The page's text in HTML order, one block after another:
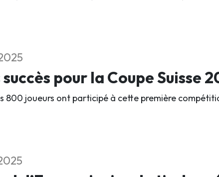
pour la Coupe Suisse
800 joueurs ont participé à cette première